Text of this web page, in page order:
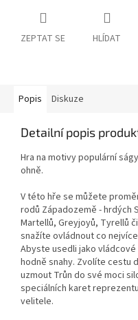
ZEPTAT SE HLÍDAT
Popis Diskuze
Detailní popis
Hra na motivy populární
ohně.
V této hře se můžete
rodů Západozemě - hrdých
Martellů, Greyjoyů, Tyrellů
snažíte ovládnout co
Abyste usedli jako
hodně snahy. Zvolíte cestu
uzmout Trůn do své moci
speciálních karet
velitele.